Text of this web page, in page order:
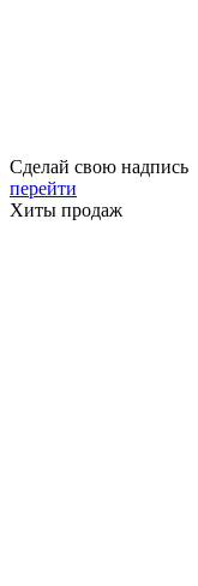
Сделай свою надпись
перейти
Хиты продаж